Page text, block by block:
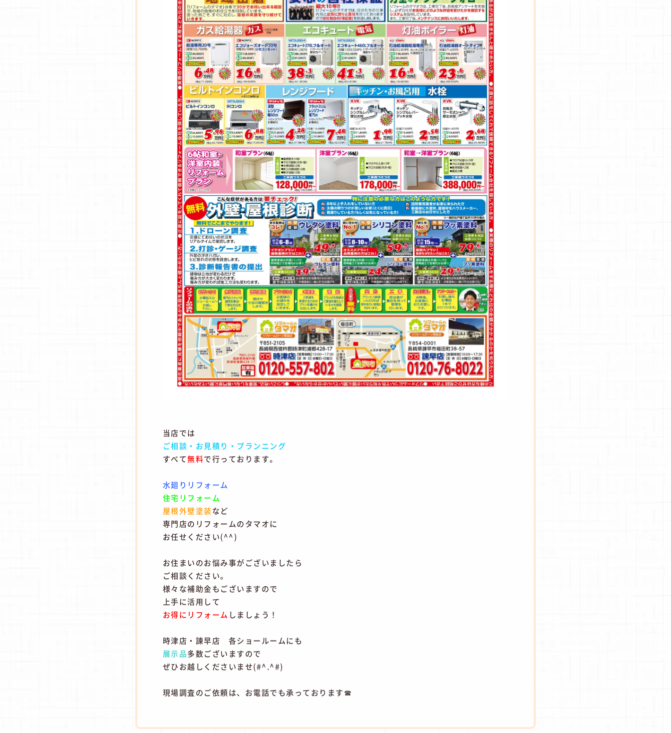
当店では
ご相談・お見積り・プランニング
すべて無料で行っております。
水廻りリフォーム
住宅リフォーム
屋根外壁塗装など
専門店のリフォームのタマオに
お任せください(^^)
お住まいのお悩み事がございましたら
ご相談ください。
様々な補助金もございますので
上手に活用して
お得にリフォーム しましょう！
時津店・諫早店 各ショールームにも
展示品多数ございますので
ぜひお越しくださいませ(#^.^#)
現場調査のご依頼は、お電話でも承っております☎